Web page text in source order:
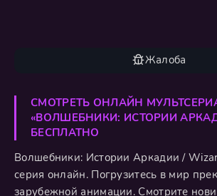
Жалоба
СМОТРЕТЬ ОНЛАЙН
«ВОЛШЕБНИКИ: ИСТОРИИ
БЕСПЛАТНО
Волшебники: Истории Аркадии /
серия онлайн. Погрузитесь в мир
зарубежной анимации. Смотрите